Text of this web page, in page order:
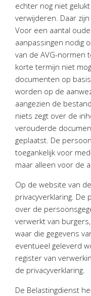
Nieuwsbrief
Nieuwsoverzicht
Handige links
Downloads
Contact
Avanti Online
Twinfield – Boekhouden
BaseCone – Facturen
Visionplanner –
Klantenportaal –
Online Salaris –
Nextens-Accorderen
echter nog niet
verwijderen. Daar
Voor een aantal
aanpassingen nodig
van de AVG-normen
korte termijn niet
documenten op
worden op de
aangezien de
niets zegt over de
verouderde
geplaatst. De
toegankelijk voor
maar alleen voor de
Op de website van
privacyverklaring. De
over de
verwerkt van
waar die gegevens
eventueel geleverd
register van
de privacyverklaring.
De Belastingdienst